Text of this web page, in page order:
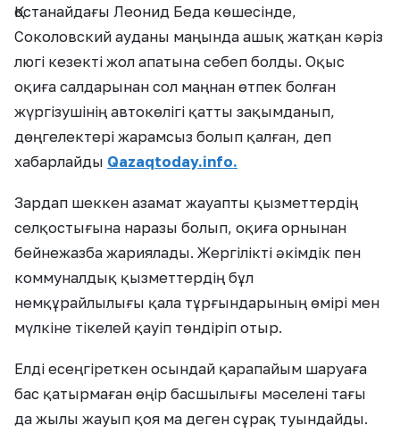
Қостанайдағы Леонид Беда көшесінде,
Соколовский ауданы маңында ашық жатқан кәріз
люгі кезекті жол апатына себеп болды. Оқыс
оқиға салдарынан сол маңнан өтпек болған
жүргізушінің автокөлігі қатты зақымданып,
дөңгелектері жарамсыз болып қалған, деп
хабарлайды Qazaqtoday.info.
Зардап шеккен азамат жауапты қызметтердің
селқостығына наразы болып, оқиға орнынан
бейнежазба жариялады. Жергілікті әкімдік пен
коммуналдық қызметтердің бұл
немқұрайлылығы қала тұрғындарының өмірі мен
мүлкіне тікелей қауіп төндіріп отыр.
Елді есеңгіреткен осындай қарапайым шаруаға
бас қатырмаған өңір басшылығы мәселені тағы
да жылы жауып қоя ма деген сұрақ туындайды.